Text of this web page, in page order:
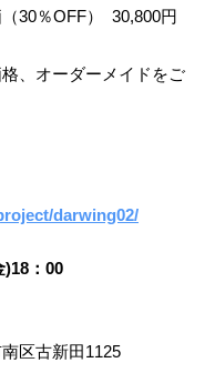
30％OFF） 30,800円
、オーダーメイドをご
darwing02/
)18：00
区古新田1125